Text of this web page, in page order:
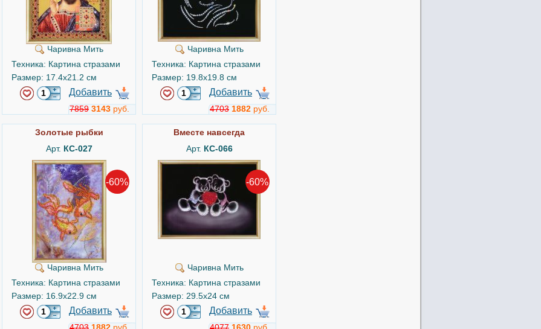
Чаривна Мить
Техника: Картина стразами
Размер: 17.4x21.2 см
Добавить
7859 3143 руб.
Чаривна Мить
Техника: Картина стразами
Размер: 19.8x19.8 см
Добавить
4703 1882 руб.
Золотые рыбки
Арт. КС-027
-60%
Чаривна Мить
Техника: Картина стразами
Размер: 16.9x22.9 см
Добавить
Вместе навсегда
Арт. КС-066
-60%
Чаривна Мить
Техника: Картина стразами
Размер: 29.5x24 см
Добавить